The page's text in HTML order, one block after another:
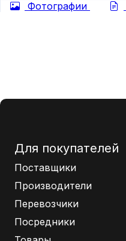
Фотографии
Для покупателей
Поставщики
Производители
Перевозчики
Посредники